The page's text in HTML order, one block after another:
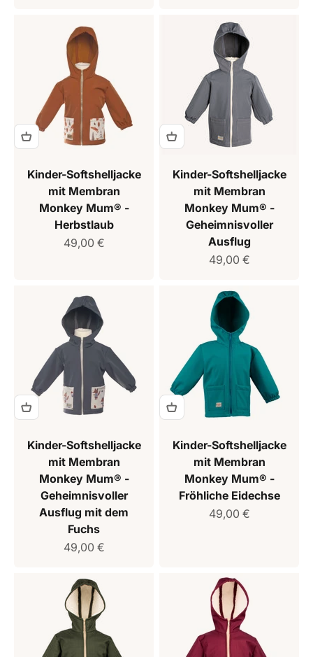
Kinder-Softshelljacke
mit Membran
Monkey Mum® -
Herbstlaub
Verkaufspreis
49,00 €
Kinder-Softshelljacke
mit Membran
Monkey Mum® -
Geheimnisvoller
Ausflug
Verkaufspreis
49,00 €
Kinder-Softshelljacke
mit Membran
Monkey Mum® -
Geheimnisvoller
Ausflug mit dem
Fuchs
Verkaufspreis
49,00 €
Kinder-Softshelljacke
mit Membran
Monkey Mum® -
Fröhliche Eidechse
Verkaufspreis
49,00 €